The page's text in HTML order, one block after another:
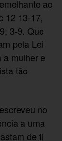
ao
12 13-17,
3-9. Que
pela Lei
a mulher e
tão
no
a uma
de ti